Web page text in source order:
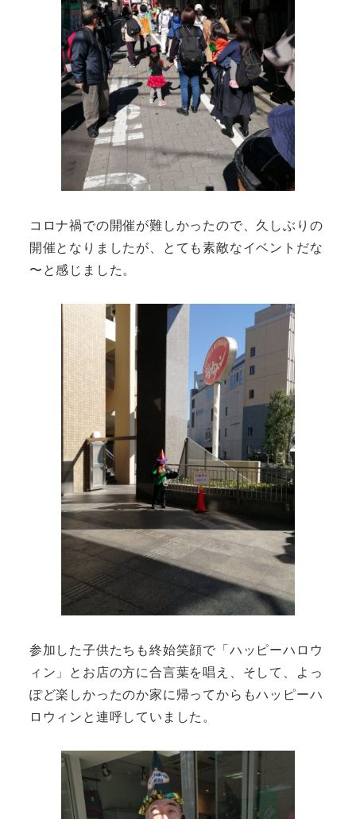
コロナ禍での開催が難しかったので、久しぶりの
開催となりましたが、とても素敵なイベントだな
〜と感じました。
参加した子供たちも終始笑顔で「ハッピーハロウ
ィン」とお店の方に合言葉を唱え、そして、よっ
ぽど楽しかったのか家に帰ってからもハッピーハ
ロウィンと連呼していました。